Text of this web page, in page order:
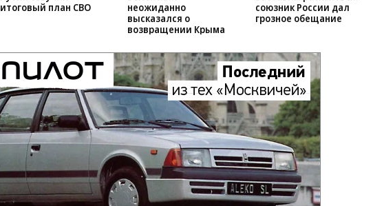
итоговый план СВО
неожиданно
высказался о
возвращении Крыма
союзник России дал
грозное обещание